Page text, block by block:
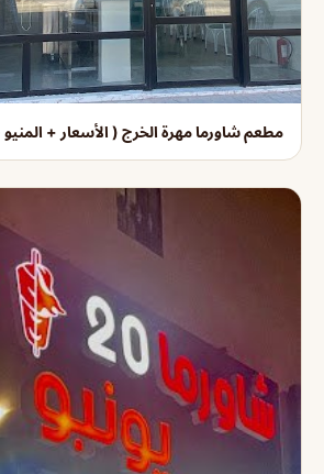
مطعم شاورما مهرة الخرج ( الأسعار +